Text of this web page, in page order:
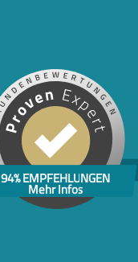
94% EMPFEHLUNGEN
Mehr Infos